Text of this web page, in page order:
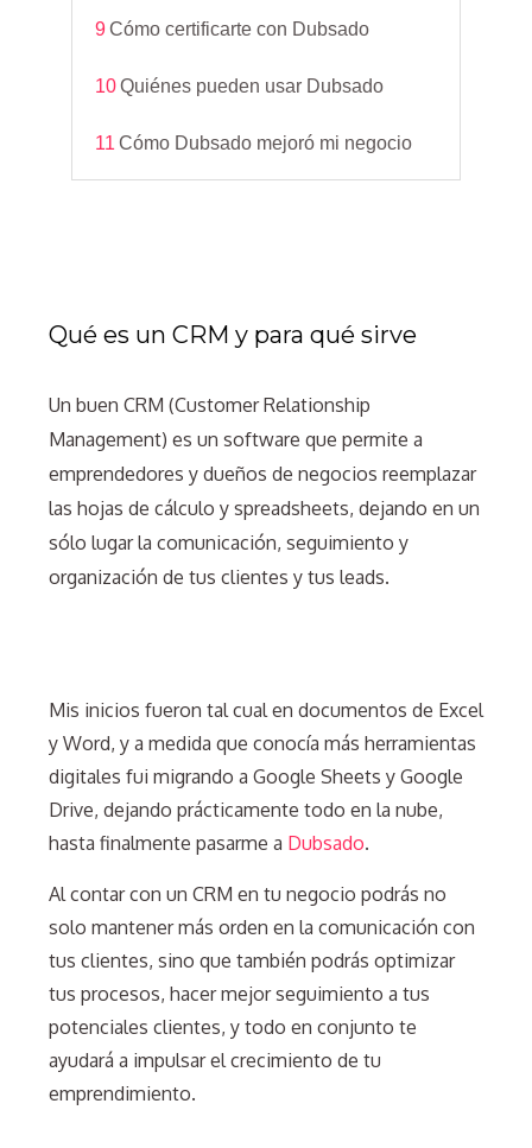
9Cómo certificarte con Dubsado
10Quiénes pueden usar Dubsado
11 Cómo Dubsado mejoró mi negocio
Qué es un CRM y para qué sirve
Un buen CRM (Customer Relationship
Management) es un software que permite a
emprendedores y dueños de negocios reemplazar
las hojas de cálculo y spreadsheets, dejando en un
sólo lugar la comunicación, seguimiento y
organización de tus clientes y tus leads.
Mis inicios fueron tal cual en documentos de Excel
y Word, y a medida que conocía más herramientas
digitales fui migrando a Google Sheets y Google
Drive, dejando prácticamente todo en la nube,
hasta finalmente pasarme a Dubsado.
Al contar con un CRM en tu negocio podrás no
solo mantener más orden en la comunicación con
tus clientes, sino que también podrás optimizar
tus procesos, hacer mejor seguimiento a tus
potenciales clientes, y todo en conjunto te
ayudará a impulsar el crecimiento de tu
emprendimiento.